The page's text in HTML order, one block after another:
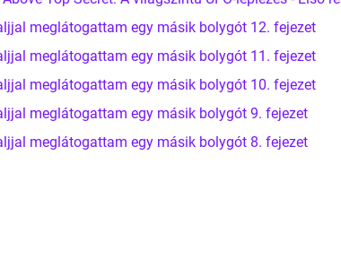
meglátogattam egy másik bolygót 12. fejezet
meglátogattam egy másik bolygót 11. fejezet
meglátogattam egy másik bolygót 10. fejezet
meglátogattam egy másik bolygót 9. fejezet
meglátogattam egy másik bolygót 8. fejezet